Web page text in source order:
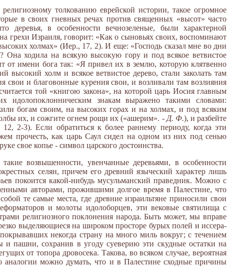
толкованию еврейской истории, такое огромное
в своих гневных речах против священных «высот» часто
в особенности вечнозеленые, были характерной
грехи Израиля, говорит: «Как о сыновьях своих, воспоминают
холмах» (Иер., 17, 2). И еще: «Господь сказал мне во дни
Она ходила на всякую высокую гору и под всякое ветвистое
от имени бога так: «Я привел их в землю, которую клятвенно
холм и всякое ветвистое дерево, стали заколать там
и благовонные курения свои, и возливали там возлияния
той «книгою закона», на которой царь Иосия главным
идолопоклонническим знакам выражено такими словами:
богам своим, на высоких горах и на холмах, и под всяким
их, и сожгите огнем рощи их («ашерим». -Д. Ф.), и разбейте
2-3). Если обратиться к более раннему периоду, когда эти
прочесть, как царь Саул сидел на одном из них под сенью
свое копье - символ царского достоинства.
возвышенности, увенчанные деревьями, в особенности
селян, причем его древний языческий характер лишь
покоится какой-нибудь мусульманский праведник. Можно с
авторами, прожившими долгое время в Палестине, что
те самые места, где древние израильтяне приносили свои
и молоты идолоборцев, эти вековые святилища с
религиозного поклонения народа. Быть может, мы вправе
выделяющиеся на широком просторе бурых полей и иссера-
некогда страну на много миль вокруг; с течением
и пашни, сохранив в угоду суеверию эти скудные остатки на
от топора дровосека. Такова, во всяком случае, вероятная
можно думать, что и в Палестине сходные причины